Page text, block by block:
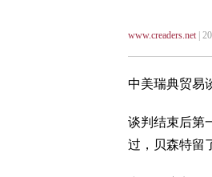
www.creaders.net|
中美瑞典贸易
谈判结束后第
过，贝森特留